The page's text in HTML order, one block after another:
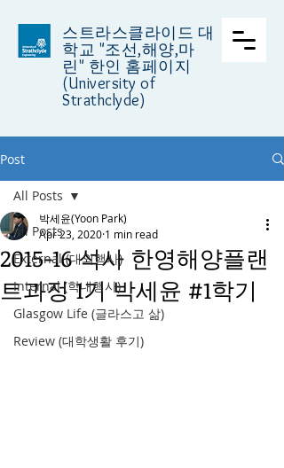
스트라스클라이드 대
학교 "조선,해양,마
린" 한인 홈페이지
(University of
Strathclyde)
Post
All Posts
External (대외행사)
Internal (학내행사)
Glasgow Life (글라스고 삶)
Review (대학생활 후기)
All Posts
2015-16 석사 한영해양플랜
트과정 1기 박세윤 #1학기
박세윤(Yoon Park)
Apr 23, 2020 1 min read